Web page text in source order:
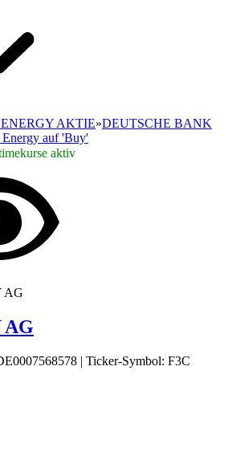
ENERGY AKTIE»DEUTSCHE BANK
auf 'Buy'
aktiv
AG
| Ticker-Symbol: F3C